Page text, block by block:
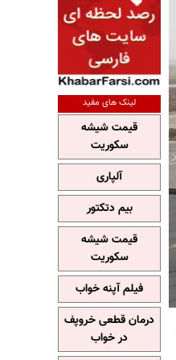
لینک های مفید
قیمت شیشه
سکوریت
آلپاری
بیم دتکتور
قیمت شیشه
سکوریت
فیلم آپنه خواب
درمان قطعی خروپف
در خواب